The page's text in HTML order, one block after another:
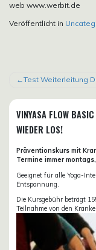
web www.werbit.de
Veröffentlicht in
Test Weiterleitung
VINYASA FLOW
WIEDER LOS!
Präventionskurs mit
Termine immer
Geeignet für alle Yoga-
Entspannung.
Die Kursgebühr beträgt
Teilnahme von den